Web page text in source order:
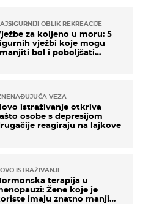
OBLIK REKREACIJE
za koljeno u moru: 5
vježbi koje mogu
bol i poboljšati
VEZA
istraživanje otkriva
osobe s depresijom
reagiraju na lajkove
ISTRAŽIVANJE
terapija u
Žene koje je
imaju znatno manji